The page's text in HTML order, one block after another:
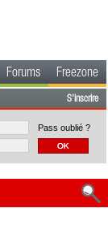
Forums Freezone
S'inscrire
Pass oublié ?